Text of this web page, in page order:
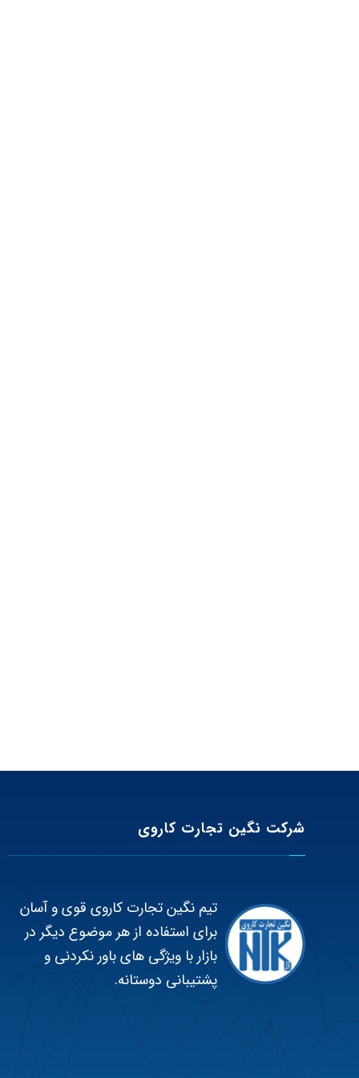
شرکت نگین تجارت کاروی
تیم نگین تجارت کاروی قوی و آسان
برای استفاده از هر موضوع دیگر در
بازار با ویژگی های باور نکردنی و
پشتیبانی دوستانه.